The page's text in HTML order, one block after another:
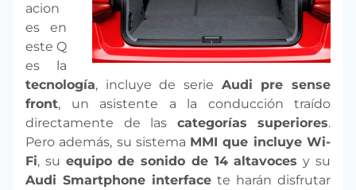
acion
es en
este Q
es la
tecnología, incluye de serie Audi pre sense
front, un asistente a la conducción traído
directamente de las categorías superiores.
Pero además, su sistema MMI que incluye Wi-
Fi, su equipo de sonido de 14 altavoces y su
Audi Smartphone interface te harán disfrutar